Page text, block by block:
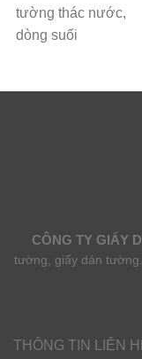
tường thác nước,
dòng suối
CÔNG TY GIẤY
tường, giấy dán
THÔNG TIN LIÊN